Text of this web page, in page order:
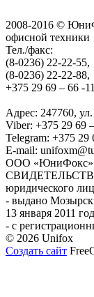
2008-2016 ©
офисной техники
Тел./факс:
(8-0236) 22-22-55,
(8-0236) 22-22-88,
+375 29 69 – 66 -
Адрес: 247760,
Viber: +375 29 69
Telegram: +375 29
E-mail:
ООО «ЮниФокс»
СВИДЕТЕЛЬСТВО
юридического
- выдано
13 января 2011
- с
© 2026 Unifox
Создать сайт